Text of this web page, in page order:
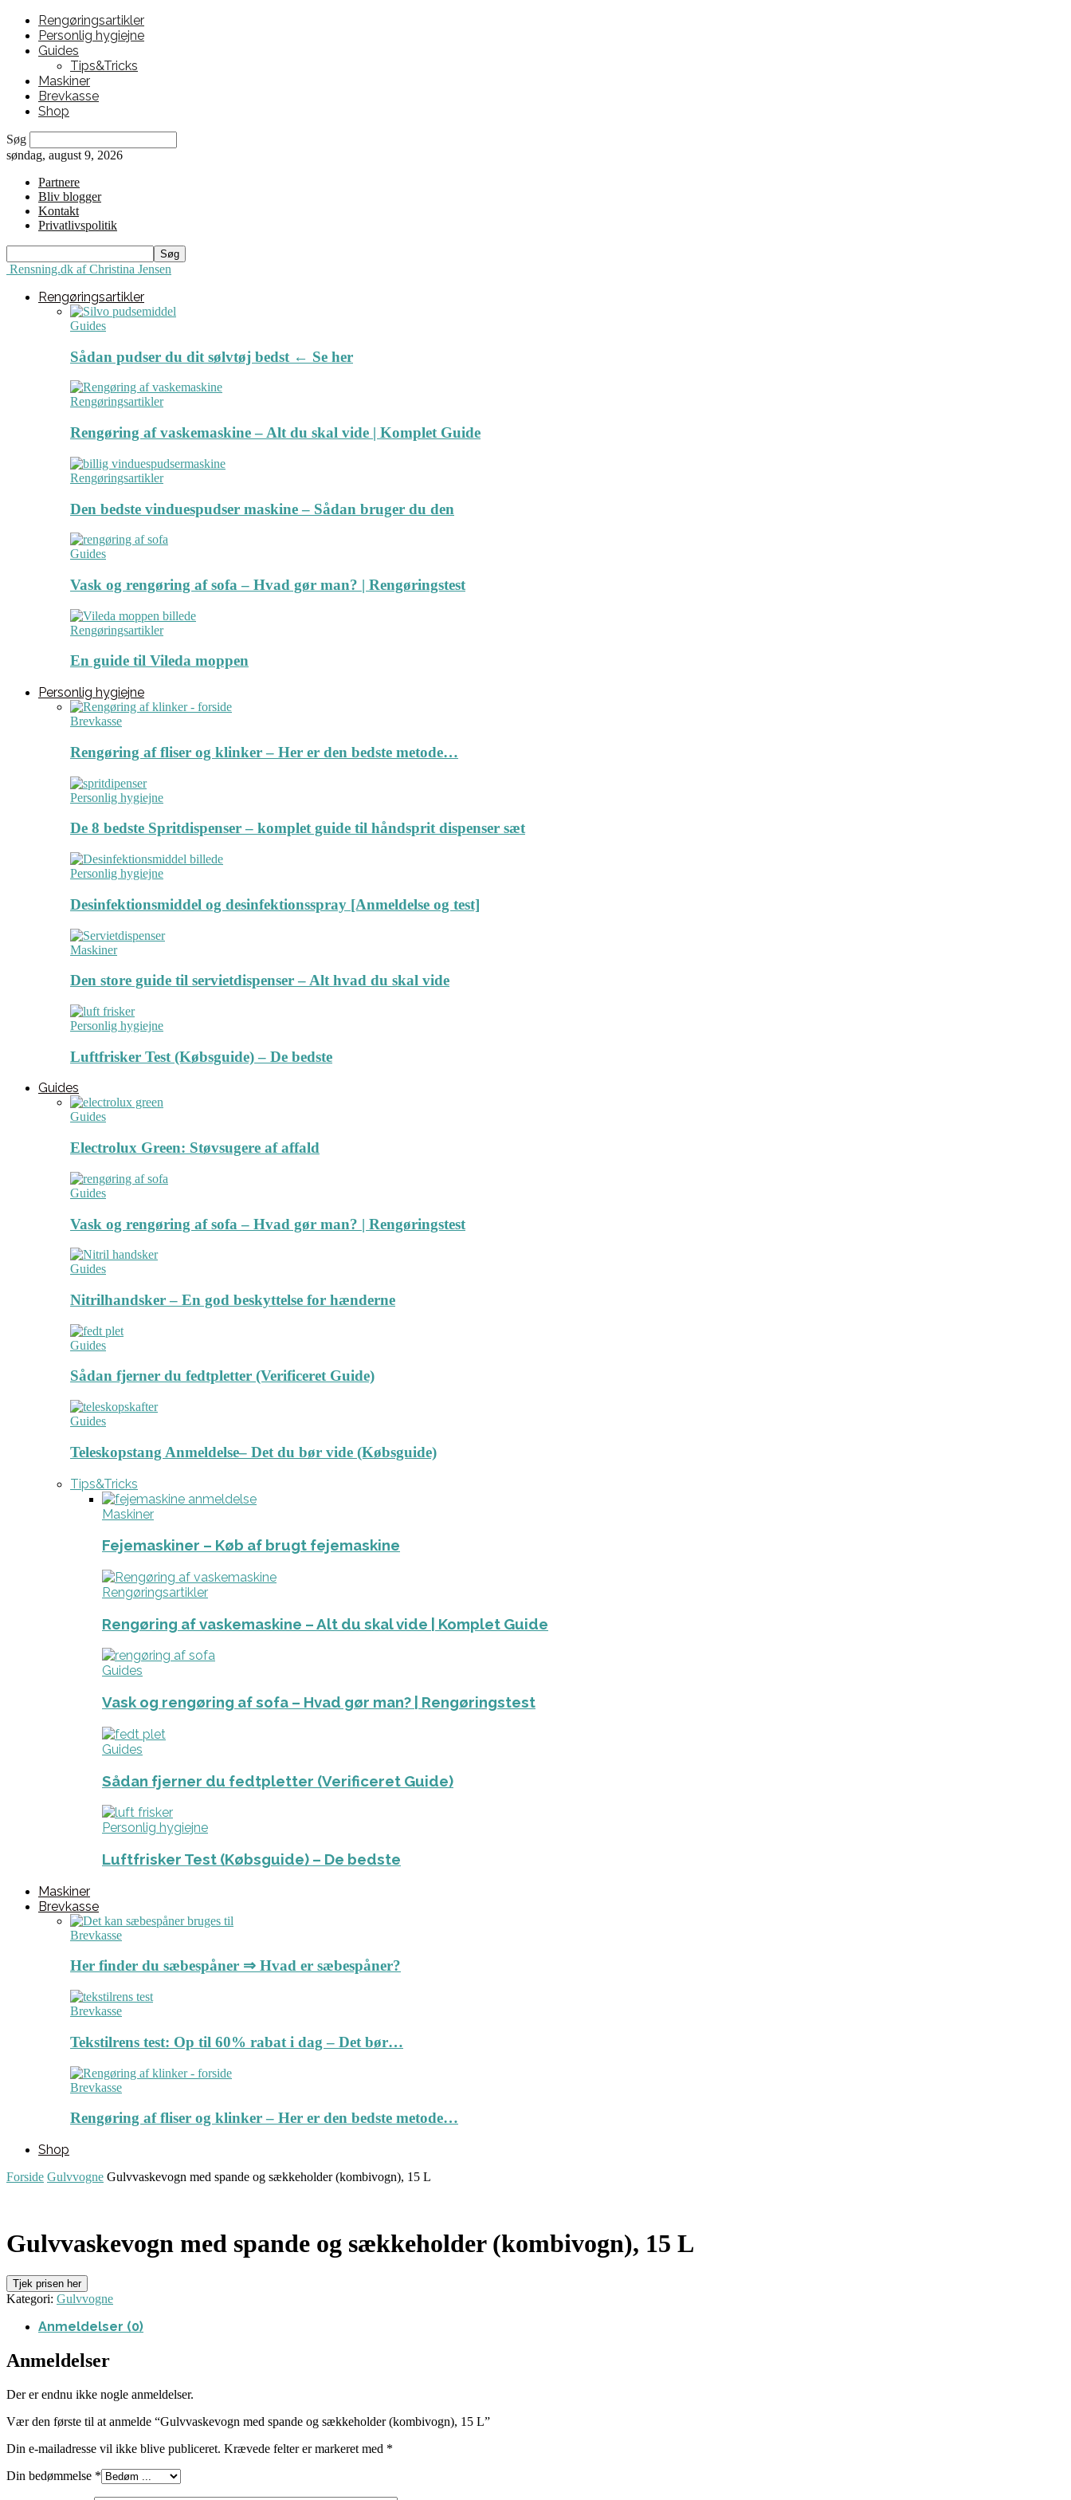
Rengøringsartikler
Personlig hygiejne
Guides
Tips&Tricks
Maskiner
Brevkasse
Shop
Søg
søndag, august 9, 2026
Partnere
Bliv blogger
Kontakt
Privatlivspolitik
Rensning.dk af Christina Jensen
Rengøringsartikler
Guides
Sådan pudser du dit sølvtøj bedst ← Se her
Rengøringsartikler
Rengøring af vaskemaskine – Alt du skal vide | Komplet Guide
Rengøringsartikler
Den bedste vinduespudser maskine – Sådan bruger du den
Guides
Vask og rengøring af sofa – Hvad gør man? | Rengøringstest
Rengøringsartikler
En guide til Vileda moppen
Personlig hygiejne
Brevkasse
Rengøring af fliser og klinker – Her er den bedste metode…
Personlig hygiejne
De 8 bedste Spritdispenser – komplet guide til håndsprit dispenser sæt
Personlig hygiejne
Desinfektionsmiddel og desinfektionsspray [Anmeldelse og test]
Maskiner
Den store guide til servietdispenser – Alt hvad du skal vide
Personlig hygiejne
Luftfrisker Test (Købsguide) – De bedste
Guides
Guides
Electrolux Green: Støvsugere af affald
Guides
Vask og rengøring af sofa – Hvad gør man? | Rengøringstest
Guides
Nitrilhandsker – En god beskyttelse for hænderne
Guides
Sådan fjerner du fedtpletter (Verificeret Guide)
Guides
Teleskopstang Anmeldelse– Det du bør vide (Købsguide)
Tips&Tricks
Maskiner
Fejemaskiner – Køb af brugt fejemaskine
Rengøringsartikler
Rengøring af vaskemaskine – Alt du skal vide | Komplet Guide
Guides
Vask og rengøring af sofa – Hvad gør man? | Rengøringstest
Guides
Sådan fjerner du fedtpletter (Verificeret Guide)
Personlig hygiejne
Luftfrisker Test (Købsguide) – De bedste
Maskiner
Brevkasse
Brevkasse
Her finder du sæbespåner ⇒ Hvad er sæbespåner?
Brevkasse
Tekstilrens test: Op til 60% rabat i dag – Det bør…
Brevkasse
Rengøring af fliser og klinker – Her er den bedste metode…
Shop
Forside Gulvvogne Gulvvaskevogn med spande og sækkeholder (kombivogn), 15 L
Gulvvaskevogn med spande og sækkeholder (kombivogn), 15 L
Tjek prisen her
Kategori: Gulvvogne
Anmeldelser (0)
Anmeldelser
Der er endnu ikke nogle anmeldelser.
Vær den første til at anmelde “Gulvvaskevogn med spande og sækkeholder (kombivogn), 15 L”
Din e-mailadresse vil ikke blive publiceret. Krævede felter er markeret med *
Din bedømmelse *